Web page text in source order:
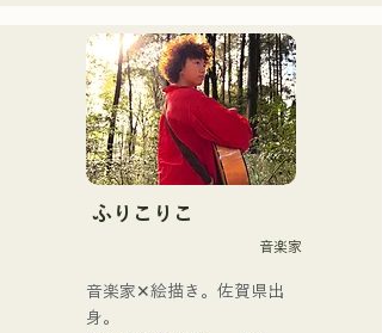
Trip」。
由主唱兼吉他手神谷雄馬傾
情演繹的懷舊歌曲，將流行
搖滾的精髓淋漓盡致地展現
出來。時而柔和、時而激昂
的旋律和歌詞，加上樂團成
以「令和歌謠搖滾」為名，
活躍於樂壇。
ふりこりこ
音楽家
音楽家✕絵描き。佐賀県出
身。